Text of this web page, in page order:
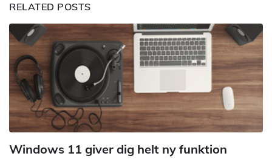
RELATED POSTS
Windows 11 giver dig helt ny funktion